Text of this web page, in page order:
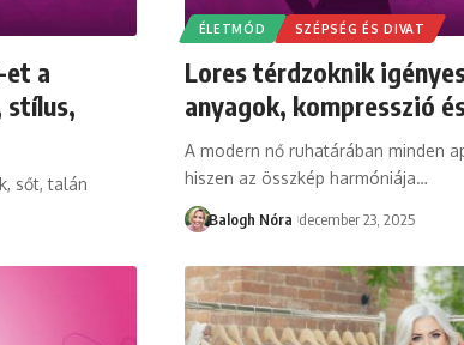
et a
stílus,
sőt, talán
ÉLETMÓD SZÉPSÉG ÉS DIVAT
Lores térdzoknik
anyagok, kompresszió
A modern nő ruhatárában minden
hiszen az összkép harmóniája…
Balogh Nóra december 23, 2025